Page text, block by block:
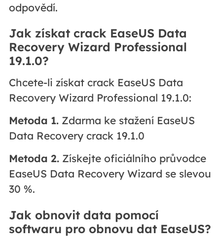
odpovědí.
Jak získat crack EaseUS Data
Recovery Wizard Professional
19.1.0?
Chcete-li získat crack EaseUS Data
Recovery Wizard Professional 19.1.0:
Metoda 1.Zdarma ke stažení EaseUS
Data Recovery crack 19.1.0
Metoda 2.Získejte oficiálního průvodce
EaseUS Data Recovery Wizard se slevou
30 %.
Jak obnovit data pomocí
softwaru pro obnovu dat EaseUS?